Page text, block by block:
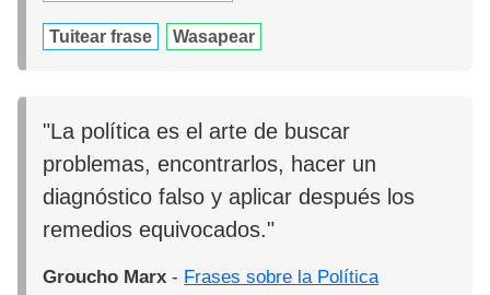
Tuitear frase Wasapear
"La política es el arte de buscar
problemas, encontrarlos, hacer un
diagnóstico falso y aplicar después los
remedios equivocados."
Groucho Marx - Frases sobre la Política